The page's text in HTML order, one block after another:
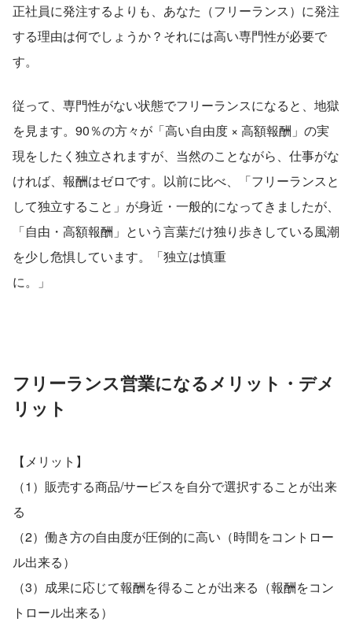
正社員に発注するよりも、あなた（フリーランス）に発注
する理由は何でしょうか？それには高い専門性が必要で
す。
従って、専門性がない状態でフリーランスになると、地獄
を見ます。90％の方々が「高い自由度 × 高額報酬」の実
現をしたく独立されますが、当然のことながら、仕事がな
ければ、報酬はゼロです。以前に比べ、「フリーランスと
して独立すること」が身近・一般的になってきましたが、
「自由・高額報酬」という言葉だけ独り歩きしている風潮
を少し危惧しています。「独立は慎重
に。」
フリーランス営業になるメリット・デメ
リット
【メリット】
（1）販売する商品/サービスを自分で選択することが出来
る
（2）働き方の自由度が圧倒的に高い（時間をコントロー
ル出来る）
（3）成果に応じて報酬を得ることが出来る（報酬をコン
トロール出来る）